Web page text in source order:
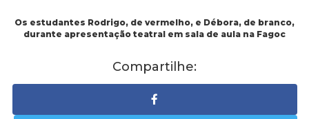
Os estudantes Rodrigo, de vermelho, e Débora, de branco,
durante apresentação teatral em sala de aula na Fagoc
Compartilhe: